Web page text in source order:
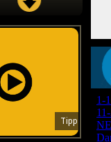
Tipp